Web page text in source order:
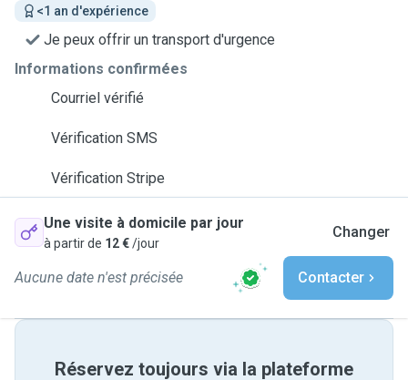
<1 an d'expérience
Je peux offrir un transport d'urgence
Informations confirmées
Courriel vérifié
Vérification SMS
Vérification Stripe
Une visite à domicile par jour
à partir de 12 €/jour
Changer
Aucune date n'est précisée Contacter
Réservez toujours via la plateforme